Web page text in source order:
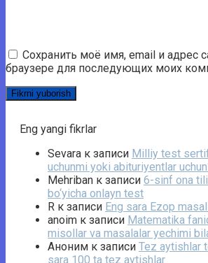
Сохранить моё имя, email и адрес
браузере для последующих моих
Eng yangi fikrlar
Sevara к записи Milliy test
uchunmi yoki abituriyentlar
Mehriban к записи 6-sinf ona
bo‘yicha onlayn test
R к записи Eng sara Ezop
anoim к записи Matematika
misollar va masalalar yechimi
Аноним к записи Tez aytishlar
sara 100 ta tez aytishlar